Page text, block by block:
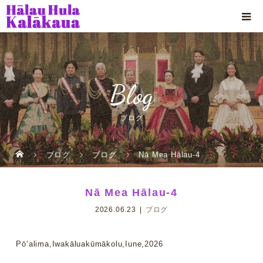
Blog
ブログ
ブログ ブログ Nā Mea Hālau-4
Nā Mea Hālau-4
2026.06.23 ブログ
Pōʻalima,Iwakāluakūmākolu,Iune,2026